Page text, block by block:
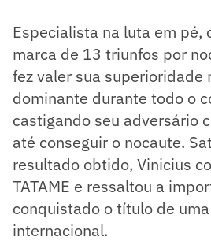
Especialista na luta em pé,
marca de 13 triunfos por
fez valer sua superioridade
dominante durante todo o
castigando seu adversário
até conseguir o nocaute.
resultado obtido, Vinicius
TATAME e ressaltou a
conquistado o título de
internacional.